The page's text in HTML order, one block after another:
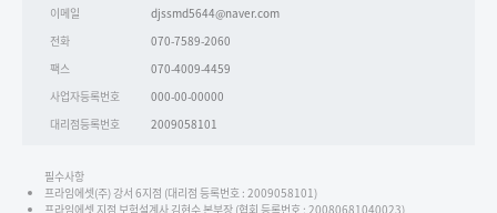
이메일
djssmd5644@naver.com
전화
070-7589-2060
팩스
070-4009-4459
사업자등록번호
000-00-00000
대리점등록번호
2009058101
필수사항
프라임에셋(주) 강서 6지점 (대리점 등록번호 : 2009058101)
프라임에셋 지점 보험설계사 김현수 본부장 (협회 등록번호 : 20080681040023)